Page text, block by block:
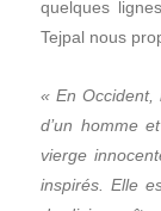
quelques
Tejpal nous
« En
d’un homme
vierge
inspirés. Elle